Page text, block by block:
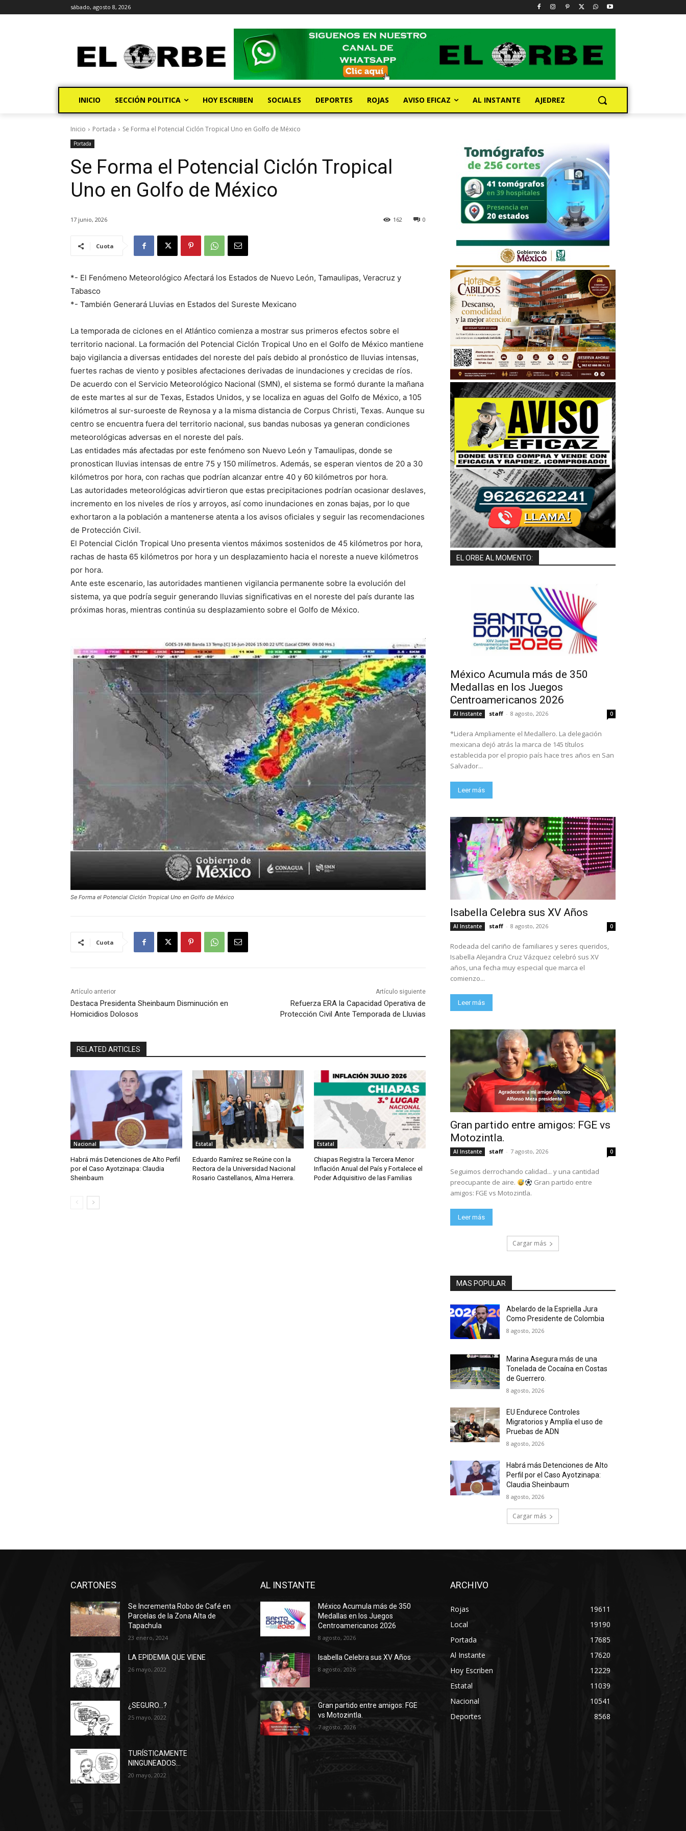
sábado, agosto 8, 2026
INICIO SECCIÓN POLITICA HOY ESCRIBEN SOCIALES DEPORTES ROJAS AVISO EFICAZ AL INSTANTE AJEDREZ
Inicio Portada Se Forma el Potencial Ciclón Tropical Uno en Golfo de México
Portada
Se Forma el Potencial Ciclón Tropical
Uno en Golfo de México
17 junio, 2026 0
162
Cuota
*- El Fenómeno Meteorológico Afectará los Estados de Nuevo León, Tamaulipas, Veracruz y
Tabasco
*- También Generará Lluvias en Estados del Sureste Mexicano
La temporada de ciclones en el Atlántico comienza a mostrar sus primeros efectos sobre el
territorio nacional. La formación del Potencial Ciclón Tropical Uno en el Golfo de México mantiene
bajo vigilancia a diversas entidades del noreste del país debido al pronóstico de lluvias intensas,
fuertes rachas de viento y posibles afectaciones derivadas de inundaciones y crecidas de ríos.
De acuerdo con el Servicio Meteorológico Nacional (SMN), el sistema se formó durante la mañana
de este martes al sur de Texas, Estados Unidos, y se localiza en aguas del Golfo de México, a 105
kilómetros al sur-suroeste de Reynosa y a la misma distancia de Corpus Christi, Texas. Aunque su
centro se encuentra fuera del territorio nacional, sus bandas nubosas ya generan condiciones
meteorológicas adversas en el noreste del país.
Las entidades más afectadas por este fenómeno son Nuevo León y Tamaulipas, donde se
pronostican lluvias intensas de entre 75 y 150 milímetros. Además, se esperan vientos de 20 a 30
kilómetros por hora, con rachas que podrían alcanzar entre 40 y 60 kilómetros por hora.
Las autoridades meteorológicas advirtieron que estas precipitaciones podrían ocasionar deslaves,
incremento en los niveles de ríos y arroyos, así como inundaciones en zonas bajas, por lo que
exhortaron a la población a mantenerse atenta a los avisos oficiales y seguir las recomendaciones
de Protección Civil.
El Potencial Ciclón Tropical Uno presenta vientos máximos sostenidos de 45 kilómetros por hora,
rachas de hasta 65 kilómetros por hora y un desplazamiento hacia el noreste a nueve kilómetros
por hora.
Ante este escenario, las autoridades mantienen vigilancia permanente sobre la evolución del
sistema, ya que podría seguir generando lluvias significativas en el noreste del país durante las
próximas horas, mientras continúa su desplazamiento sobre el Golfo de México.
Se Forma el Potencial Ciclón Tropical Uno en Golfo de México
Cuota
Artículo anterior
Destaca Presidenta Sheinbaum Disminución en
Homicidios Dolosos
Artículo siguiente
Refuerza ERA la Capacidad Operativa de
Protección Civil Ante Temporada de Lluvias
RELATED ARTICLES
Nacional
Habrá más Detenciones de Alto Perfil
por el Caso Ayotzinapa: Claudia
Sheinbaum
Estatal
Eduardo Ramírez se Reúne con la
Rectora de la Universidad Nacional
Rosario Castellanos, Alma Herrera.
Estatal
Chiapas Registra la Tercera Menor
Inflación Anual del País y Fortalece el
Poder Adquisitivo de las Familias
EL ORBE AL MOMENTO:
México Acumula más de 350
Medallas en los Juegos
Centroamericanos 2026
Al Instante staff - 8 agosto, 2026 0
*Lidera Ampliamente el Medallero. La delegación
mexicana dejó atrás la marca de 145 títulos
establecida por el propio país hace tres años en San
Salvador...
Leer más
Isabella Celebra sus XV Años
Al Instante staff - 8 agosto, 2026 0
Rodeada del cariño de familiares y seres queridos,
Isabella Alejandra Cruz Vázquez celebró sus XV
años, una fecha muy especial que marca el
comienzo...
Leer más
Gran partido entre amigos: FGE vs
Motozintla.
Al Instante staff - 7 agosto, 2026 0
Seguimos derrochando calidad... y una cantidad
preocupante de aire.
Gran partido entre
amigos: FGE vs Motozintla.
Leer más
Cargar más
MAS POPULAR
Abelardo de la Espriella Jura
Como Presidente de Colombia
8 agosto, 2026
Marina Asegura más de una
Tonelada de Cocaína en Costas
de Guerrero.
8 agosto, 2026
EU Endurece Controles
Migratorios y Amplía el uso de
Pruebas de ADN
8 agosto, 2026
Habrá más Detenciones de Alto
Perfil por el Caso Ayotzinapa:
Claudia Sheinbaum
8 agosto, 2026
Cargar más
CARTONES
Se Incrementa Robo de Café en
Parcelas de la Zona Alta de
Tapachula
23 enero, 2024
LA EPIDEMIA QUE VIENE
26 mayo, 2022
¿SEGURO…?
25 mayo, 2022
TURÍSTICAMENTE
NINGUNEADOS…
20 mayo, 2022
AL INSTANTE
México Acumula más de 350
Medallas en los Juegos
Centroamericanos 2026
8 agosto, 2026
Isabella Celebra sus XV Años
8 agosto, 2026
Gran partido entre amigos: FGE
vs Motozintla.
7 agosto, 2026
ARCHIVO
Rojas
19611
Local
19190
Portada
17685
Al Instante
17620
Hoy Escriben
12229
Estatal
11039
Nacional
10541
Deportes
8568